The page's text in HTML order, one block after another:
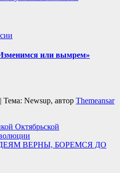
или вымрем»
| Тема: Newsup, автор Themeansar
Октябрьской
ВЕРНЫ, БОРЕМСЯ ДО